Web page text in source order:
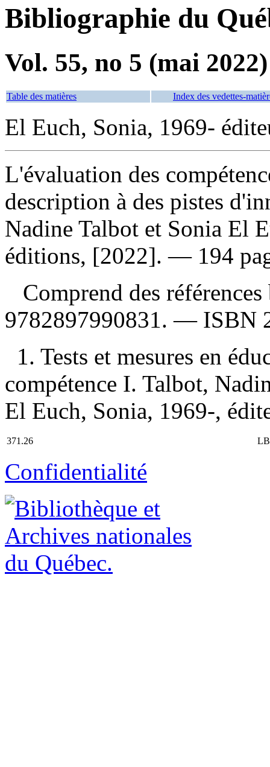
Bibliographie du
Vol. 55, no 5 (mai 2022)
Table des matières Index des vedettes-
El Euch, Sonia, 1969-
L'évaluation des
description à des pistes
Nadine Talbot et Sonia El
éditions, [2022]. — 194
Comprend des
9782897990831. — ISBN
1. Tests et mesures en
compétence I. Talbot,
El Euch, Sonia, 1969-,
371.26
Confidentialité